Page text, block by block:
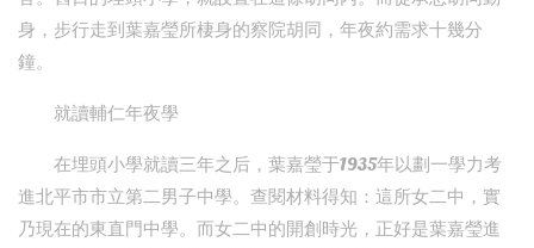
身，步行走到葉嘉瑩所棲身的察院胡同，年夜約需求十幾分
鐘。
就讀輔仁年夜學
在埋頭小學就讀三年之后，葉嘉瑩于1935年以劃一學力考
進北平市市立第二男子中學。查閱材料得知：這所女二中，實
乃現在的東直門中學。而女二中的開創時光，正好是葉嘉瑩進